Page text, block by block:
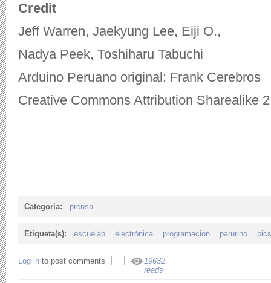
Credit
Jeff Warren, Jaekyung Lee, Eiji O.,
Nadya Peek, Toshiharu Tabuchi
Arduino Peruano original: Frank Cerebros
Creative Commons Attribution Sharealike
Categoria: prensa
Etiqueta(s): escuelab electrónica programacion parurino pics
Log in to post comments
19632
reads